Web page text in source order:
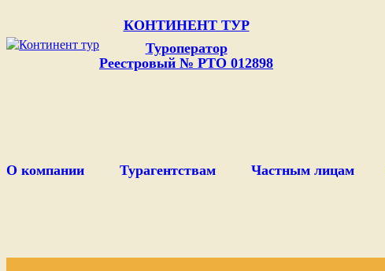
КОНТИНЕНТ ТУР
Туроператор
Реестровый № РТО 012898
О компании Турагентствам Частным лицам